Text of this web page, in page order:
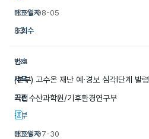
2026-08-05
83
134
(본부) 고수온 재난 예·경보 심각Ⅰ단계 발령
국립수산과학원/기후환경연구부
2026-07-30